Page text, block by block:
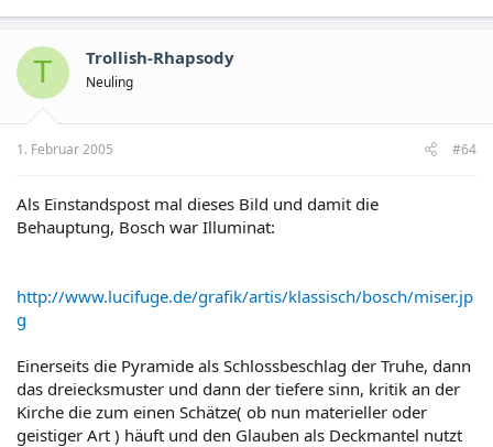
T Trollish-Rhapsody
Neuling
1. Februar 2005 #64
Als Einstandspost mal dieses Bild und damit die
Behauptung, Bosch war Illuminat:
http://www.lucifuge.de/grafik/artis/klassisch/bosch/miser.jp
g
Einerseits die Pyramide als Schlossbeschlag der Truhe, dann
das dreiecksmuster und dann der tiefere sinn, kritik an der
Kirche die zum einen Schätze( ob nun materieller oder
geistiger Art ) häuft und den Glauben als Deckmantel nutzt